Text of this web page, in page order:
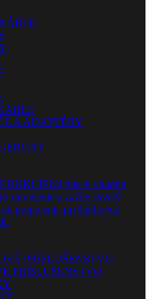
A ADAPTÉRY
Nájdite si vhodnú
zariadenie a zažite skvelý
prepojenia pri štúdiovej,
PRÍSLUŠENSTVO
PRÍSLUŠENSTVO